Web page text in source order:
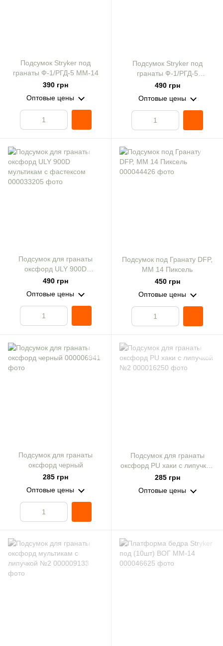
Подсумок Stryker под
гранаты Ф-1/РГД-5 ММ-14
390 грн
Оптовые цены
Подсумок Stryker под
гранаты Ф-1/РГД-5
Мультикам
490 грн
Оптовые цены
Подсумок для гранаты
оксфорд ULY 900D
мультикам с фастексом
490 грн
Оптовые цены
Подсумок под Гранату DFP,
ММ 14 Пиксель
450 грн
Оптовые цены
Подсумок для гранаты
оксфорд черный
285 грн
Оптовые цены
Подсумок для гранаты
оксфорд PU хаки с липучкой
№2
285 грн
Оптовые цены